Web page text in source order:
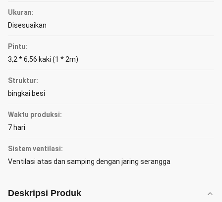
Ukuran:
Disesuaikan
Pintu:
3,2 * 6,56 kaki (1 * 2m)
Struktur:
bingkai besi
Waktu produksi:
7 hari
Sistem ventilasi:
Ventilasi atas dan samping dengan jaring serangga
Deskripsi Produk